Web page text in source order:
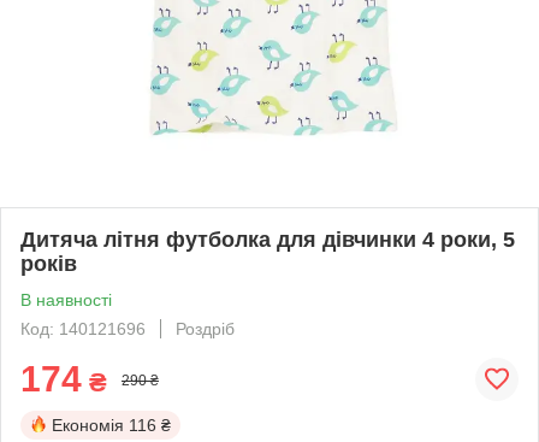
Дитяча літня футболка для дівчинки 4 роки, 5
років
В наявності
Код: 140121696
Роздріб
174 ₴ 290 ₴
Економія 116 ₴